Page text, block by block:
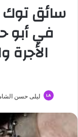
سائق
في أبو
ليلى حسن